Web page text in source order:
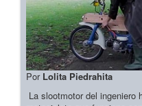
Por Lolita Piedrahita
La slootmotor del